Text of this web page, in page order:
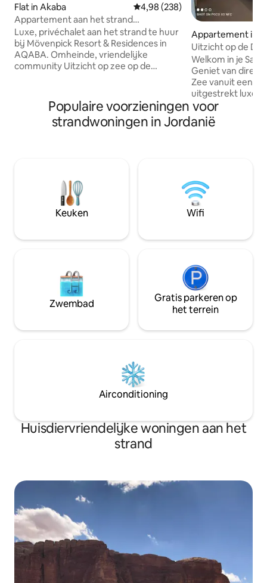
Flat in Akaba Gemiddelde beoordeling van
4,98 (238)
Appartement aan het strand
Onbetaalbaar uitzicht op zee
Luxe, privéchalet aan het strand te huur
bij Mövenpick Resort & Residences in
AQABA. Omheinde, vriendelijke
community Uitzicht op zee op de
Totaal Badkamers Ongeveer 140
vierkante meter Centrale
airconditioning/verwarming Nieuwe
Aangrenzende Parkeergelegenheid
GRATIS toegang tot de gezondheidsclub
Drie zwembaden (één verwarmd) Acht
restaurants en bars
Appartement in
Uitzicht op de
het strand van de
Welkom in je
Geniet van
Zee vanuit een
uitgestrekt luxe
appartement
met een extra
klein bed), is
kuststrand,
(gedeeld met
vaak praktisch
een
meer!
Populaire voorzieningen voor
strandwoningen in Jordanië
Keuken Wifi
Zwembad
Gratis parkeren op
het terrein
Airconditioning
Huisdiervriendelijke woningen aan het
strand